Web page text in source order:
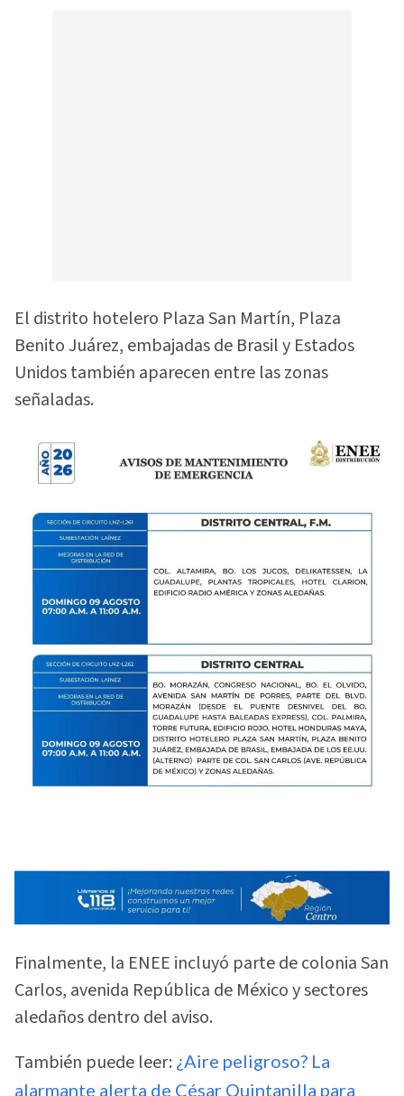
El distrito hotelero Plaza San Martín, Plaza
Benito Juárez, embajadas de Brasil y Estados
Unidos también aparecen entre las zonas
señaladas.
Finalmente, la ENEE incluyó parte de colonia San
Carlos, avenida República de México y sectores
aledaños dentro del aviso.
También puede leer: ¿Aire peligroso? La
alarmante alerta de César Quintanilla para